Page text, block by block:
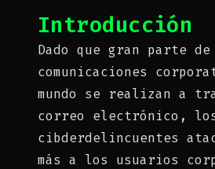
Introducción
Dado que gran parte
comunicaciones
mundo se realizan a
correo electrónico,
cibderdelincuentes
más a los usuarios